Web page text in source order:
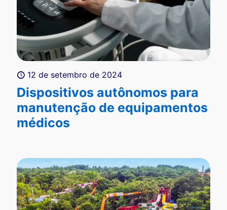
12 de setembro de 2024
Dispositivos autônomos para
manutenção de equipamentos
médicos